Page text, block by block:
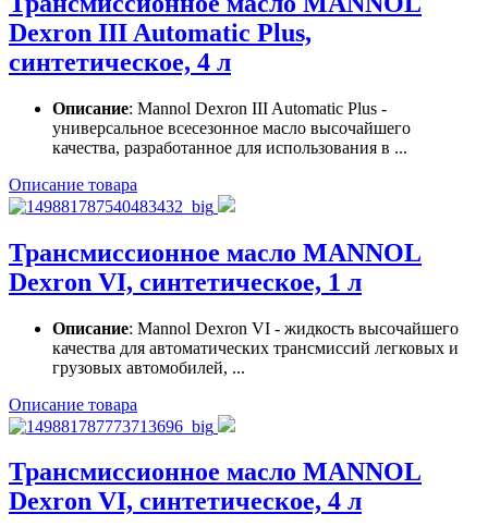
Dexron III Automatic Plus,
синтетическое, 4 л
Описание: Mannol Dexron III Automatic Plus -
универсальное всесезонное масло высочайшего
качества, разработанное для использования в ...
Описание товара
Трансмиссионное масло MANNOL
Dexron VI, синтетическое, 1 л
Описание: Mannol Dеxron VI - жидкость высочайшего
качества для автоматических трансмиссий легковых и
грузовых автомобилей, ...
Описание товара
Трансмиссионное масло MANNOL
Dexron VI, синтетическое, 4 л